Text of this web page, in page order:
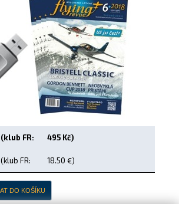
(klub FR: 495 Kč)
(klub FR: 18.50 €)
Články
Expedice
Pro piloty
Série & speciály
Letecká videa
The SAFE Guide app